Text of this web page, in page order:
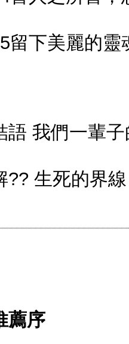
留下美麗的靈
語 我們一輩
?? 生死的界
薦序